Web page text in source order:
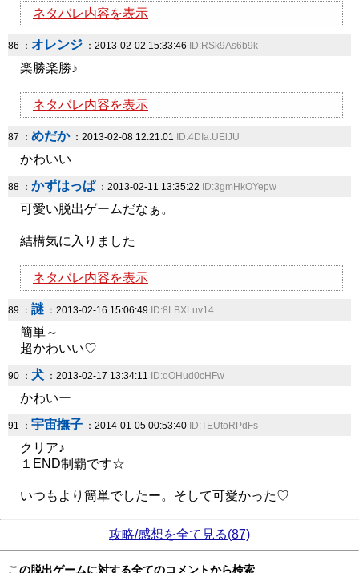
ネタバレ内容を表示
86 ： オレンジ ：2013-02-02 15:33:46 ID:RSk9As6b9k
楽勝楽勝♪
ネタバレ内容を表示
87 ： めだか：2013-02-08 12:21:01 ID:4DIa.UElJU
かわいい
88 ： かずはっぱ ：2013-02-11 13:35:22 ID:3gmHkOYepw
可愛い脱出ゲームだなぁ。
結構気に入りました
ネタバレ内容を表示
89 ： 謎 ：2013-02-16 15:06:49 ID:8LBXLuv14.
簡単～
超かわいい♡
90 ： 犬 ：2013-02-17 13:34:11 ID:oOHud0cHFw
かわいー
91 ： 宇宙撫子 ：2014-01-05 00:53:40 ID:TEUtoRPdFs
クリア♪
１END制覇です☆
いつもより簡単でしたー。そして可愛かった♡
攻略/感想を全て見る(87)
この脱出ゲームに対する全てのコメントから検索